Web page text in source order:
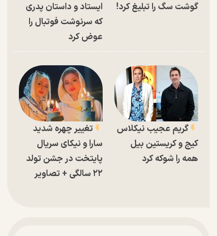
گوشت سگ را تبلیغ کرد!
ایستاد و داستان پدری
که سرنوشت فوتبال را
عوض کرد
گریم عجیب نیکلاس
کیج و کریستین بیل
همه را شوکه کرد
تغییر چهره شدید
سارا و نیکای سریال
پایتخت در جشن تولد
۲۲ سالگی + تصاویر